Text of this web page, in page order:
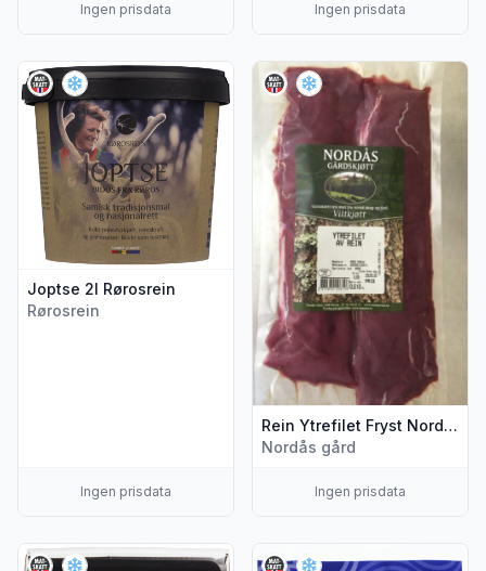
Ingen prisdata Ingen prisdata
Joptse 2l Rørosrein
Rørosrein
Ingen prisdata
Vis flere detaljer for produktet "Joptse 2l Rørosrein"
Rein Ytrefilet Fryst Nordås Gårdskjøtt
Nordås gård
Ingen prisdata
Vis flere detaljer for
Vis flere detaljer for produktet "Rein Medaljong Frys 300g
Vis flere detaljer for